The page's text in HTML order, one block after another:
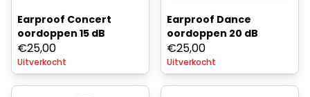
Earproof Concert
oordoppen 15 dB
€25,00
Uitverkocht
Earproof Dance
oordoppen 20 dB
€25,00
Uitverkocht